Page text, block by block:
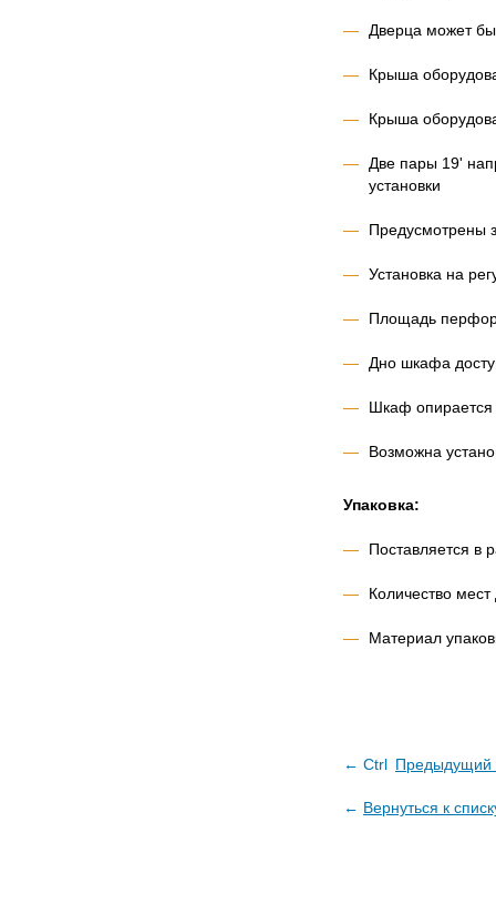
Дверца может
Крыша
Крыша
Две пары 19'
установки
Предусмотрены
Установка на
Площадь
Дно шкафа
Шкаф опирается
Возможна
Упаковка:
Поставляется в
Количество
Материал
← Ctrl Предыдущий
← Вернуться к